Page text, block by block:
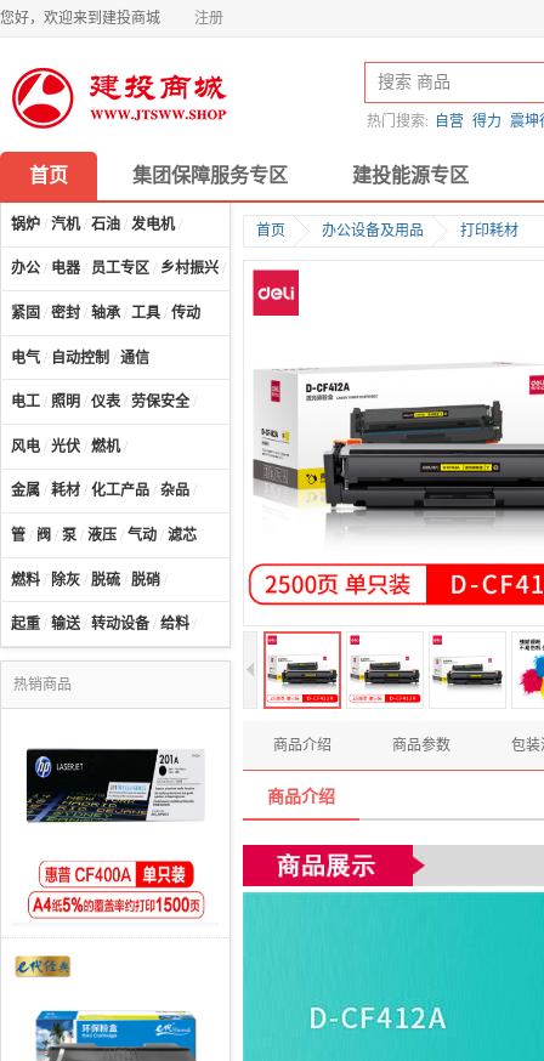
您好，欢迎来到建投商城 注册
热门搜索: 自营 得力 震坤
首页 集团保障服务专区 建投能源专区
锅炉 / 汽机/ 石油 / 发电机/
办公 / 电器 / 员工专区 / 乡村振兴 / 计算机及配件
紧固 / 密封 / 轴承 / 工具 / 传动
电气 / 自动控制 / 通信
电工 / 照明 / 仪表 / 劳保安全 /
风电 / 光伏 / 燃机/
金属 / 耗材 / 化工产品 / 杂品 /
管 / 阀 / 泵 / 液压 / 气动 / 滤芯
燃料 / 除灰 / 脱硫 / 脱硝 /
起重 / 输送/ 转动设备 / 给料 /
热销商品
首页 办公设备及用品 打印耗材
商品介绍 商品参数 包装
商品介绍